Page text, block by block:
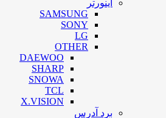
اینورتر
SAMSUNG
SONY
LG
OTHER
DAEWOO
SHARP
SNOWA
TCL
X.VISION
برد آدرس